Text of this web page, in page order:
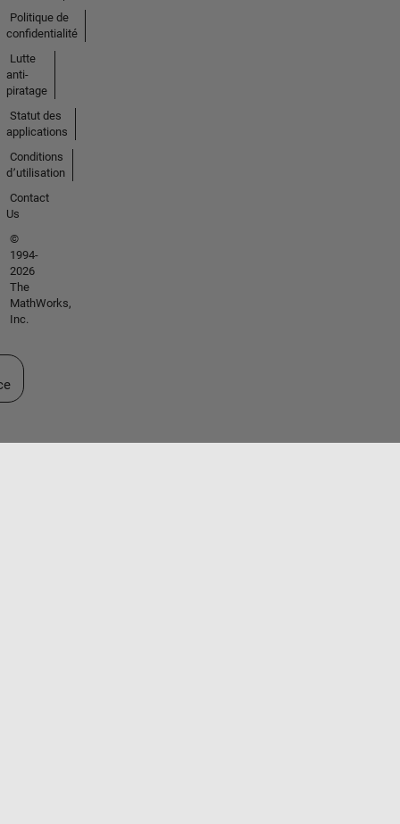
Politique de
confidentialité
Lutte
anti-
piratage
Statut des
applications
Conditions
d՚utilisation
Contact
Us
©
1994-
2026
The
MathWorks,
Inc.
un site web